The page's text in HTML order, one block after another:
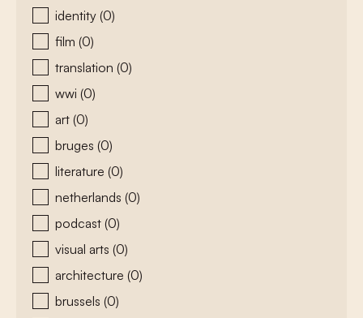
identity (0)
film (0)
translation (0)
wwi (0)
art (0)
bruges (0)
literature (0)
netherlands (0)
podcast (0)
visual arts (0)
architecture (0)
brussels (0)